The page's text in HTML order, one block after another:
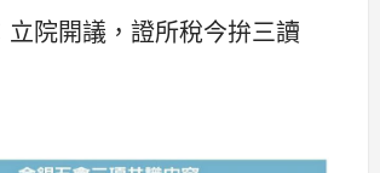
立院開議，證所稅今拚三讀